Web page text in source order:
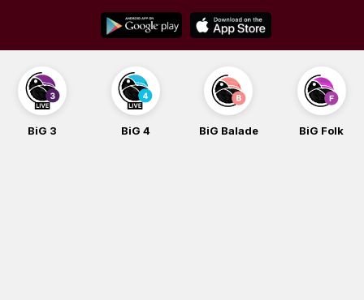
content
BiG 4 BiG Balade BiG Folk BiG iG